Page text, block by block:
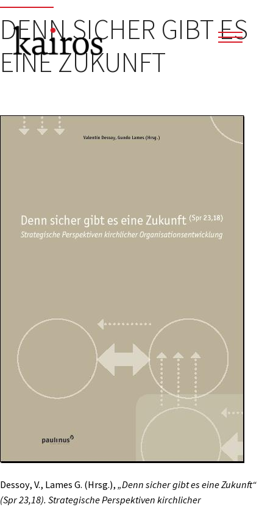
DENN SICHER GIBT ES
EINE ZUKUNFT
Dessoy, V., Lames G. (Hrsg.), „Denn sicher gibt es eine Zukunft“
(Spr 23,18). Strategische Perspektiven kirchlicher